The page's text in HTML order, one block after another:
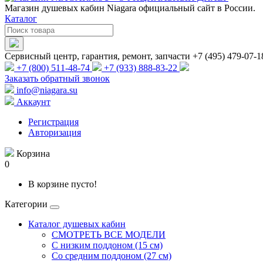
Магазин душевых кабин Niagara официальный сайт в России.
Каталог
Сервисный центр, гарантия, ремонт, запчасти +7 (495) 479-07-
+7 (800) 511-48-74
+7 (933) 888-83-22
Заказать обратный звонок
info@niagara.su
Аккаунт
Регистрация
Авторизация
Корзина
0
В корзине пусто!
Категории
Каталог душевых кабин
СМОТРЕТЬ ВСЕ МОДЕЛИ
С низким поддоном (15 см)
Со средним поддоном (27 см)